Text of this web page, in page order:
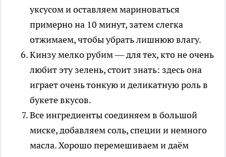
уксусом и оставляем мариноваться
примерно на 10 минут, затем слегка
отжимаем, чтобы убрать лишнюю влагу.
Кинзу мелко рубим — для тех, кто не очень
любит эту зелень, стоит знать: здесь она
играет очень тонкую и деликатную роль в
букете вкусов.
Все ингредиенты соединяем в большой
миске, добавляем соль, специи и немного
масла. Хорошо перемешиваем и даём